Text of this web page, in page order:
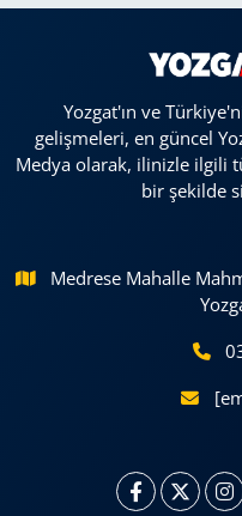
Yozgat'ın ve
gelişmeleri, en güncel
Medya olarak, ilinizle ilgili
bir şekilde
Medrese Mahalle